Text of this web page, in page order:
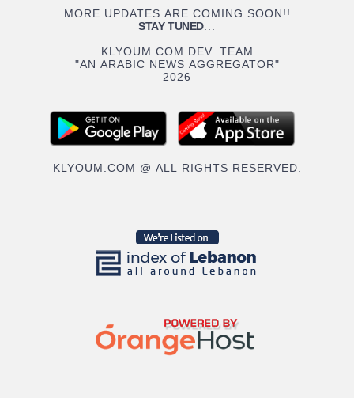
MORE UPDATES ARE COMING SOON!!
STAY TUNED...
KLYOUM.COM DEV. TEAM
"AN ARABIC NEWS AGGREGATOR"
2026
KLYOUM.COM @ ALL RIGHTS RESERVED.